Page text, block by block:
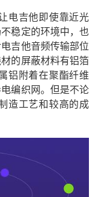
电吉他即使靠近光
稳定的环境中，也
吉他音频传输部位
的屏蔽材料有铝箔
铝附着在聚酯纤维
编织网。但是不论
造工艺和较高的成